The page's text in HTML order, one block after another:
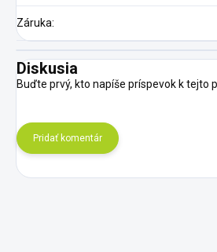
Záruka:
Diskusia
Buďte prvý, kto napíše príspevok k tejto
Pridať komentár